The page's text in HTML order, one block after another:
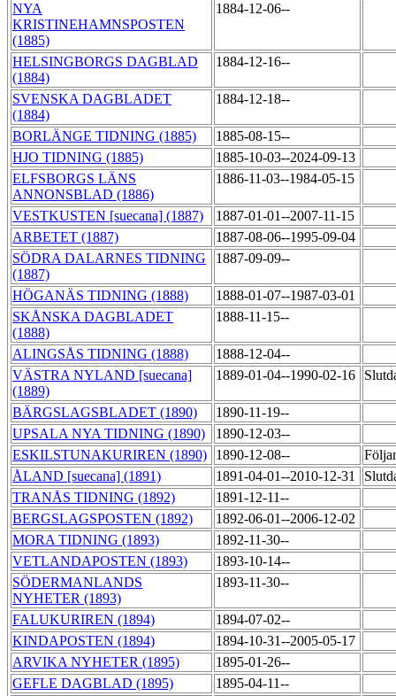
NYA
KRISTINEHAMNSPOSTEN
(1885)
1884-12-06--
HELSINGBORGS DAGBLAD
(1884)
1884-12-16--
SVENSKA DAGBLADET
(1884)
1884-12-18--
BORLÄNGE TIDNING (1885)
1885-08-15--
HJO TIDNING (1885)
1885-10-03--2024-09-13
ELFSBORGS LÄNS
ANNONSBLAD (1886)
1886-11-03--1984-05-15
VESTKUSTEN [suecana] (1887)
1887-01-01--2007-11-15
ARBETET (1887)
1887-08-06--1995-09-04
SÖDRA DALARNES TIDNING
(1887)
1887-09-09--
HÖGANÄS TIDNING (1888)
1888-01-07--1987-03-01
SKÅNSKA DAGBLADET
(1888)
1888-11-15--
ALINGSÅS TIDNING (1888)
1888-12-04--
VÄSTRA NYLAND [suecana]
(1889)
1889-01-04--1990-02-16
BÄRGSLAGSBLADET (1890)
1890-11-19--
UPSALA NYA TIDNING (1890)
1890-12-03--
ESKILSTUNAKURIREN (1890)
1890-12-08--
ÅLAND [suecana] (1891)
1891-04-01--2010-12-31
TRANÅS TIDNING (1892)
1891-12-11--
BERGSLAGSPOSTEN (1892)
1892-06-01--2006-12-02
MORA TIDNING (1893)
1892-11-30--
VETLANDAPOSTEN (1893)
1893-10-14--
SÖDERMANLANDS
NYHETER (1893)
1893-11-30--
FALUKURIREN (1894)
1894-07-02--
KINDAPOSTEN (1894)
1894-10-31--2005-05-17
ARVIKA NYHETER (1895)
1895-01-26--
GEFLE DAGBLAD (1895)
1895-04-11--